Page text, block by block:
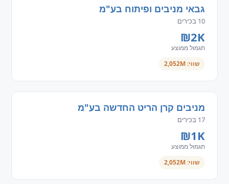
גבאי מניבים ופיתוח בע"מ
10 בכירים
₪2K
תגמול ממוצע
שווי: 2,052M
מניבים קרן הריט החדשה בע"מ
17 בכירים
₪1K
תגמול ממוצע
שווי: 2,052M